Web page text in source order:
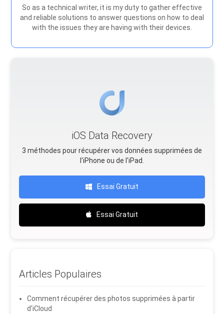
So as a technical writer, it is my duty to gather effective
and reliable solutions to answer questions on how to deal
with the issues they are having with their devices.
iOS Data Recovery
3 méthodes pour récupérer vos données supprimées de
l'iPhone ou de l'iPad.
Essai Gratuit
Essai Gratuit
Articles Populaires
Comment récupérer des photos supprimées à partir
d'iCloud